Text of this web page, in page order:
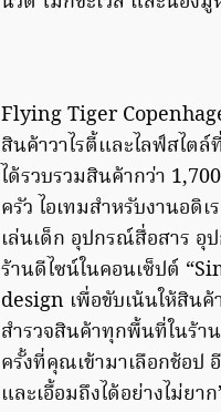
Flying Tiger
สินค้าวาไรตี้และไลฟ์สไต
ได้รวบรวมสินค้ากว่า
ครัว ไอเทมสำหรับงานอดิ
เล่นเด็ก อุปกรณ์สื่อสาร อุ
ร้านดีไซน์ในคอนเซ็ปต์
design เพื่อขับเน้นให้สินค้
สำรวจสินค้าทุกพื้นที่ในร้า
ครั้งที่คุณเข้ามาเลือกช้อป
และเอื้อมถึงได้อย่างไม่ยาก